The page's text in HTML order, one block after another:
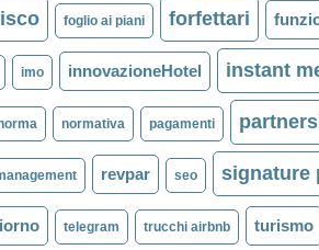
foglio ai piani forfettari
imo innovazioneHotel instant
normativa pagamenti
revpar seo signature
telegram trucchi airbnb turismo